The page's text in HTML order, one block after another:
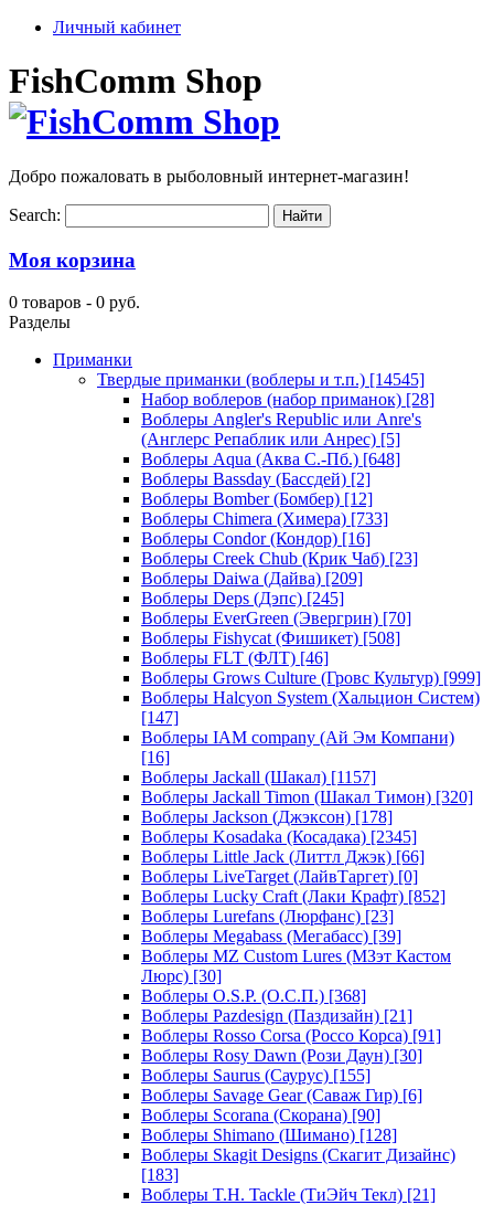
Личный кабинет
FishComm Shop
Добро пожаловать в рыболовный интернет-магазин!
Search:
Моя корзина
0 товаров - 0 руб.
Разделы
Приманки
Твердые приманки (воблеры и т.п.) [14545]
Набор воблеров (набор приманок) [28]
Воблеры Angler's Republic или Anre's
(Англерс Репаблик или Анрес) [5]
Воблеры Aqua (Аква С.-Пб.) [648]
Воблеры Bassday (Бассдей) [2]
Воблеры Bomber (Бомбер) [12]
Воблеры Chimera (Химера) [733]
Воблеры Condor (Кондор) [16]
Воблеры Creek Chub (Крик Чаб) [23]
Воблеры Daiwa (Дайва) [209]
Воблеры Deps (Дэпс) [245]
Воблеры EverGreen (Эвергрин) [70]
Воблеры Fishycat (Фишикет) [508]
Воблеры FLT (ФЛТ) [46]
Воблеры Grows Culture (Гровс Культур) [999]
Воблеры Halcyon System (Хальцион Систем)
[147]
Воблеры IAM company (Ай Эм Компани)
[16]
Воблеры Jackall (Шакал) [1157]
Воблеры Jackall Timon (Шакал Тимон) [320]
Воблеры Jackson (Джэксон) [178]
Воблеры Kosadaka (Косадака) [2345]
Воблеры Little Jack (Литтл Джэк) [66]
Воблеры LiveTarget (ЛайвТаргет) [0]
Воблеры Lucky Craft (Лаки Крафт) [852]
Воблеры Lurefans (Люрфанс) [23]
Воблеры Megabass (Мегабасс) [39]
Воблеры MZ Custom Lures (МЗэт Кастом
Люрс) [30]
Воблеры O.S.P. (О.С.П.) [368]
Воблеры Pazdesign (Паздизайн) [21]
Воблеры Rosso Corsa (Россо Корса) [91]
Воблеры Rosy Dawn (Рози Даун) [30]
Воблеры Saurus (Саурус) [155]
Воблеры Savage Gear (Саваж Гир) [6]
Воблеры Scorana (Скорана) [90]
Воблеры Shimano (Шимано) [128]
Воблеры Skagit Designs (Скагит Дизайнс)
[183]
Воблеры T.H. Tackle (ТиЭйч Текл) [21]